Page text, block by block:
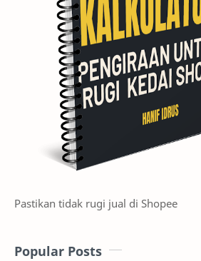
Pastikan tidak rugi jual di Shopee
Popular Posts